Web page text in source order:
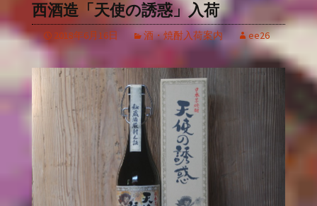
西酒造「天使の誘惑」入荷
2018年6月16日 酒・焼酎入荷案内 ee26